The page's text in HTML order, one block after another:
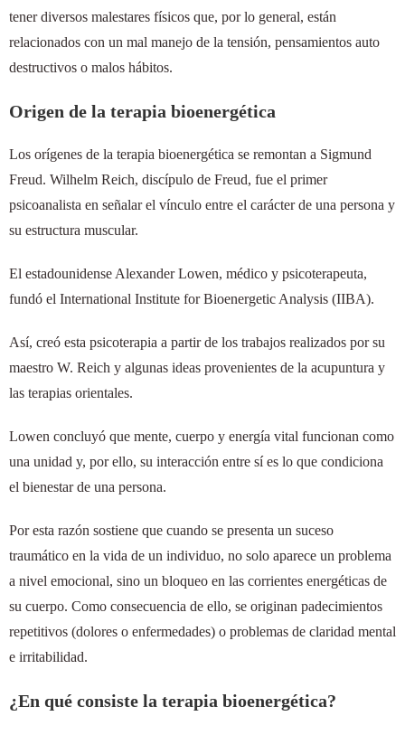
tener diversos malestares físicos que, por lo general, están
relacionados con un mal manejo de la tensión, pensamientos auto
destructivos o malos hábitos.
Origen de la terapia bioenergética
Los orígenes de la terapia bioenergética se remontan a Sigmund
Freud. Wilhelm Reich, discípulo de Freud, fue el primer
psicoanalista en señalar el vínculo entre el carácter de una persona y
su estructura muscular.
El estadounidense Alexander Lowen, médico y psicoterapeuta,
fundó el International Institute for Bioenergetic Analysis (IIBA).
Así, creó esta psicoterapia a partir de los trabajos realizados por su
maestro W. Reich y algunas ideas provenientes de la acupuntura y
las terapias orientales.
Lowen concluyó que mente, cuerpo y energía vital funcionan como
una unidad y, por ello, su interacción entre sí es lo que condiciona
el bienestar de una persona.
Por esta razón sostiene que cuando se presenta un suceso
traumático en la vida de un individuo, no solo aparece un problema
a nivel emocional, sino un bloqueo en las corrientes energéticas de
su cuerpo. Como consecuencia de ello, se originan padecimientos
repetitivos (dolores o enfermedades) o problemas de claridad mental
e irritabilidad.
¿En qué consiste la terapia bioenergética?